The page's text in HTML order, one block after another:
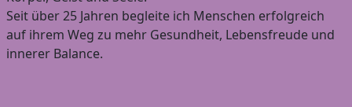
Seit über 25 Jahren begleite ich Menschen erfolgreich
auf ihrem Weg zu mehr Gesundheit, Lebensfreude und
innerer Balance.